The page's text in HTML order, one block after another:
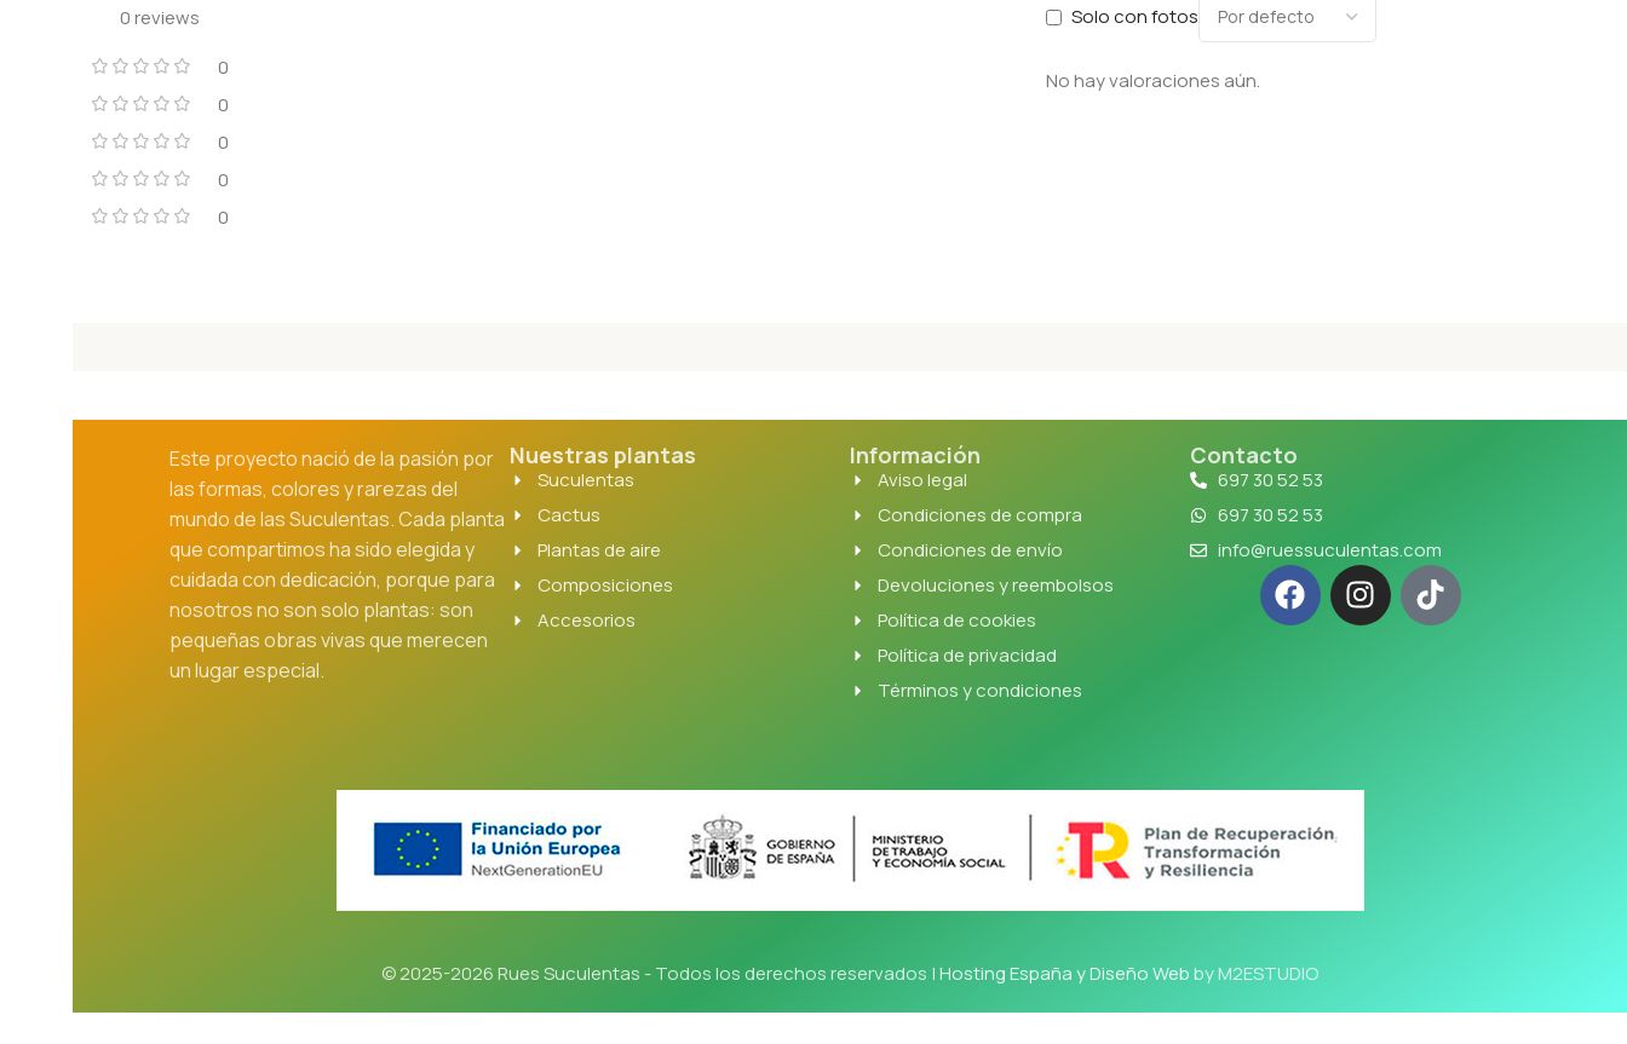
0 reviews
0
0
0
0
0
Solo con fotos
No hay valoraciones aún.
Este proyecto nació de la pasión por
las formas, colores y rarezas del
mundo de las Suculentas. Cada planta
que compartimos ha sido elegida y
cuidada con dedicación, porque para
nosotros no son solo plantas: son
pequeñas obras vivas que merecen
un lugar especial.
Nuestras plantas
Suculentas
Cactus
Plantas de aire
Composiciones
Accesorios
Información
Aviso legal
Condiciones de compra
Condiciones de envío
Devoluciones y reembolsos
Política de cookies
Política de privacidad
Términos y condiciones
Contacto
697 30 52 53
697 30 52 53
info@ruessuculentas.com
© 2025-2026 Rues Suculentas - Todos los derechos reservados |Hosting España y Diseño Webby M2ESTUDIO